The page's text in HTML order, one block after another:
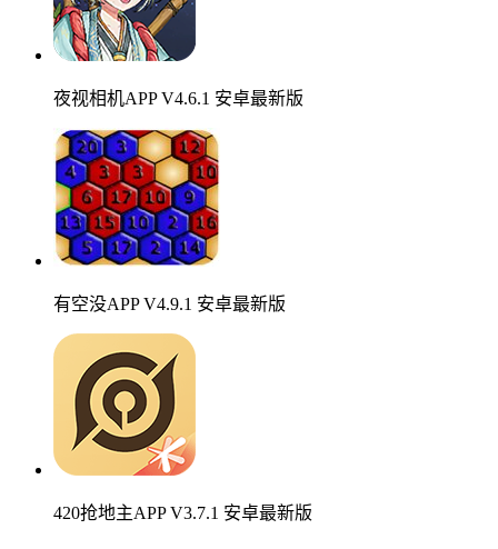
夜视相机APP V4.6.1 安卓最新版
有空没APP V4.9.1 安卓最新版
420抢地主APP V3.7.1 安卓最新版